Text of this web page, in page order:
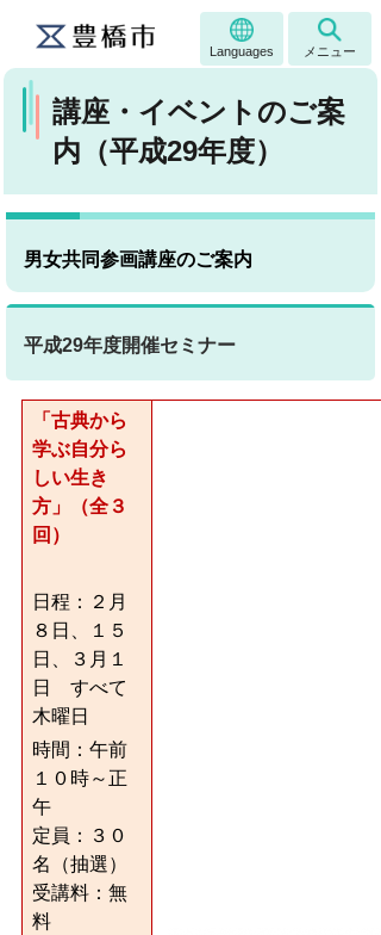
Languages メニュー
講座・イベントのご案
内（平成29年度）
男女共同参画講座のご案内
平成29年度開催セミナー
「古典から
学ぶ自分ら
しい生き
方」（全３
回）
日程：２月
８日、１５
日、
３月１
日 すべて
木曜日
時間：午前
１０時～正
午
定員：３０
名（抽選）
受講料：無
料